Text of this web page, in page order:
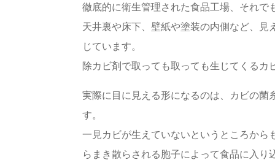
徹底的に衛生管理された食品工場、それ
天井裏や床下、壁紙や塗装の内側など、
じています。
除カビ剤で取っても取っても生じてくるカ
実際に目に見える形になるのは、カビの
す。
一見カビが生えていないというところか
らまき散らされる胞子によって食品に入